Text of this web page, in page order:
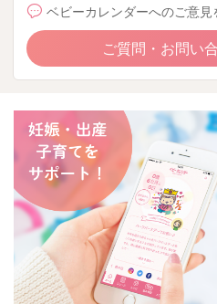
ベビーカレンダーへのご意
ご質問・お問い